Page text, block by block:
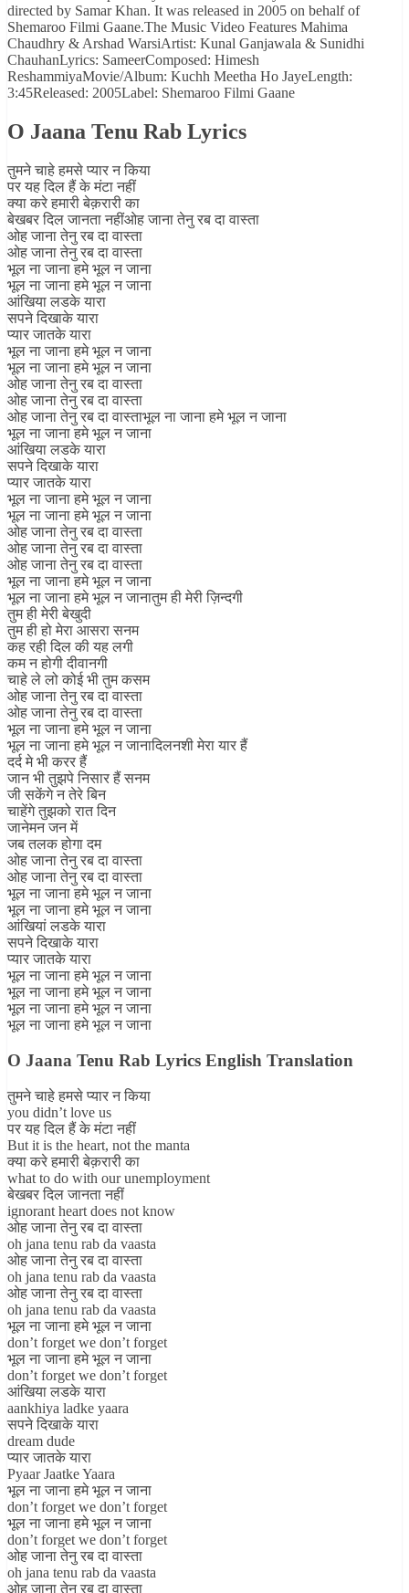
directed by Samar Khan. It was released in 2005 on behalf of
Shemaroo Filmi Gaane.The Music Video Features Mahima
Chaudhry & Arshad WarsiArtist: Kunal Ganjawala & Sunidhi
ChauhanLyrics: SameerComposed: Himesh
ReshammiyaMovie/Album: Kuchh Meetha Ho JayeLength:
3:45Released: 2005Label: Shemaroo Filmi Gaane
O Jaana Tenu Rab Lyrics
तुमने चाहे हमसे प्यार न किया
पर यह दिल हैं के मंटा नहीं
क्या करे हमारी बेक़रारी का
बेखबर दिल जानता नहींओह जाना तेनु रब दा वास्ता
ओह जाना तेनु रब दा वास्ता
ओह जाना तेनु रब दा वास्ता
भूल ना जाना हमे भूल न जाना
भूल ना जाना हमे भूल न जाना
आंखिया लडके यारा
सपने दिखाके यारा
प्यार जातके यारा
भूल ना जाना हमे भूल न जाना
भूल ना जाना हमे भूल न जाना
ओह जाना तेनु रब दा वास्ता
ओह जाना तेनु रब दा वास्ता
ओह जाना तेनु रब दा वास्ताभूल ना जाना हमे भूल न जाना
भूल ना जाना हमे भूल न जाना
आंखिया लडके यारा
सपने दिखाके यारा
प्यार जातके यारा
भूल ना जाना हमे भूल न जाना
भूल ना जाना हमे भूल न जाना
ओह जाना तेनु रब दा वास्ता
ओह जाना तेनु रब दा वास्ता
ओह जाना तेनु रब दा वास्ता
भूल ना जाना हमे भूल न जाना
भूल ना जाना हमे भूल न जानातुम ही मेरी ज़िन्दगी
तुम ही मेरी बेखुदी
तुम ही हो मेरा आसरा सनम
कह रही दिल की यह लगी
कम न होगी दीवानगी
चाहे ले लो कोई भी तुम कसम
ओह जाना तेनु रब दा वास्ता
ओह जाना तेनु रब दा वास्ता
भूल ना जाना हमे भूल न जाना
भूल ना जाना हमे भूल न जानादिलनशी मेरा यार हैं
दर्द मे भी करर हैं
जान भी तुझपे निसार हैं सनम
जी सकेंगे न तेरे बिन
चाहेंगे तुझको रात दिन
जानेमन जन में
जब तलक होगा दम
ओह जाना तेनु रब दा वास्ता
ओह जाना तेनु रब दा वास्ता
भूल ना जाना हमे भूल न जाना
भूल ना जाना हमे भूल न जाना
आंखियां लडके यारा
सपने दिखाके यारा
प्यार जातके यारा
भूल ना जाना हमे भूल न जाना
भूल ना जाना हमे भूल न जाना
भूल ना जाना हमे भूल न जाना
भूल ना जाना हमे भूल न जाना
O Jaana Tenu Rab Lyrics English Translation
तुमने चाहे हमसे प्यार न किया
you didn’t love us
पर यह दिल हैं के मंटा नहीं
But it is the heart, not the manta
क्या करे हमारी बेक़रारी का
what to do with our unemployment
बेखबर दिल जानता नहीं
ignorant heart does not know
ओह जाना तेनु रब दा वास्ता
oh jana tenu rab da vaasta
ओह जाना तेनु रब दा वास्ता
oh jana tenu rab da vaasta
ओह जाना तेनु रब दा वास्ता
oh jana tenu rab da vaasta
भूल ना जाना हमे भूल न जाना
don’t forget we don’t forget
भूल ना जाना हमे भूल न जाना
don’t forget we don’t forget
आंखिया लडके यारा
aankhiya ladke yaara
सपने दिखाके यारा
dream dude
प्यार जातके यारा
Pyaar Jaatke Yaara
भूल ना जाना हमे भूल न जाना
don’t forget we don’t forget
भूल ना जाना हमे भूल न जाना
don’t forget we don’t forget
ओह जाना तेनु रब दा वास्ता
oh jana tenu rab da vaasta
ओह जाना तेनु रब दा वास्ता